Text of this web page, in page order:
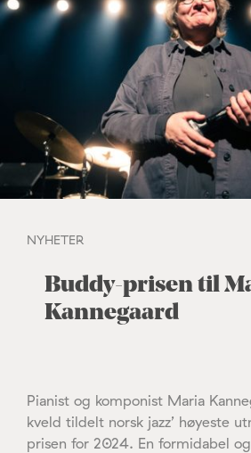
NYHETER
Buddy-prisen til
Kannegaard
Pianist og komponist Maria
kveld tildelt norsk jazz’ høyeste
prisen for 2024. En formidabel